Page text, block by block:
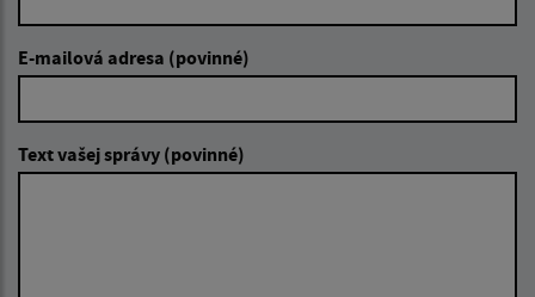
E-mailová adresa (povinné)
Text vašej správy (povinné)